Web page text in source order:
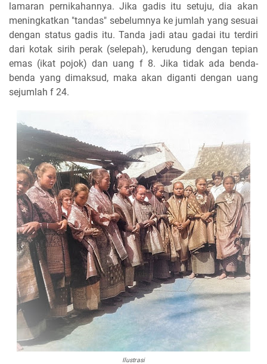
lamaran pernikahannya. Jika gadis itu setuju, dia akan
meningkatkan "tandas" sebelumnya ke jumlah yang sesuai
dengan status gadis itu. Tanda jadi atau gadai itu terdiri
dari kotak sirih perak (selepah), kerudung dengan tepian
emas (ikat pojok) dan uang f 8. Jika tidak ada benda-
benda yang dimaksud, maka akan diganti dengan uang
sejumlah f 24.
Ilustrasi